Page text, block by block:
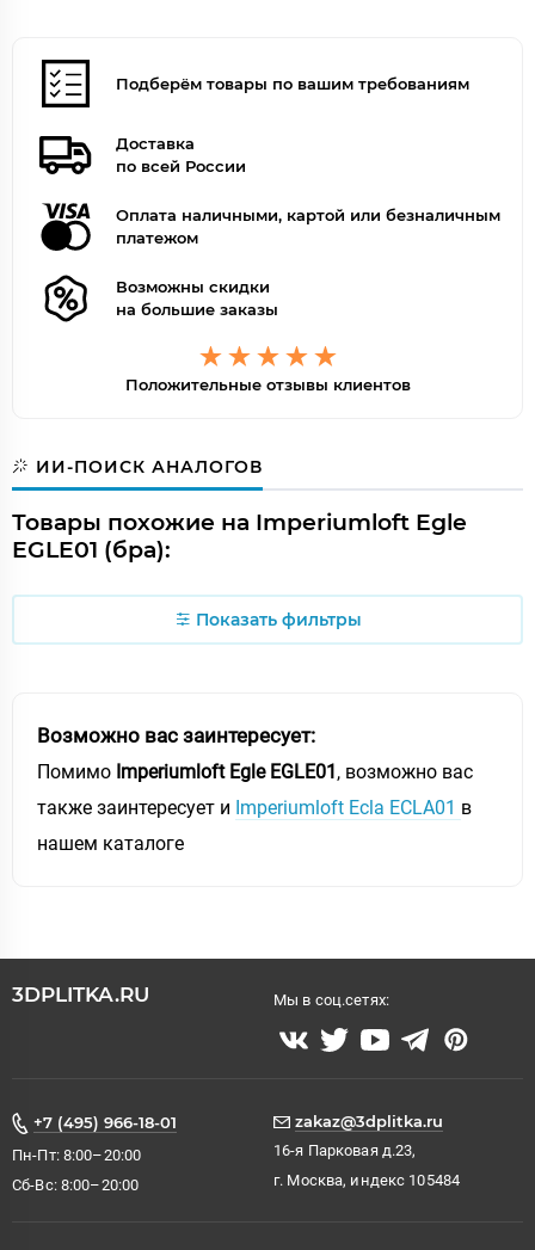
Подберём товары по вашим требованиям
Доставка
по всей России
Оплата наличными, картой или безналичным
платежом
Возможны скидки
на большие заказы
Положительные отзывы клиентов
ИИ-ПОИСК АНАЛОГОВ
Товары похожие на Imperiumloft Egle
EGLE01 (бра):
Показать фильтры
Возможно вас заинтересует:
Помимо Imperiumloft Egle EGLE01, возможно вас
также заинтересует и Imperiumloft Ecla ECLA01 в
нашем каталоге
3DPLITKA.RU Мы в соц.сетях:
+7 (495) 966-18-01
Пн-Пт: 8:00–20:00
Сб-Вс: 8:00–20:00
zakaz@3dplitka.ru
16-я Парковая д.23,
г. Москва, индекс 105484